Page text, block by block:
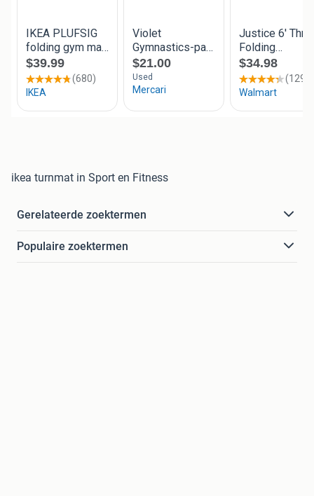
ikea turnmat in Sport en Fitness
Gerelateerde zoektermen
Populaire zoektermen